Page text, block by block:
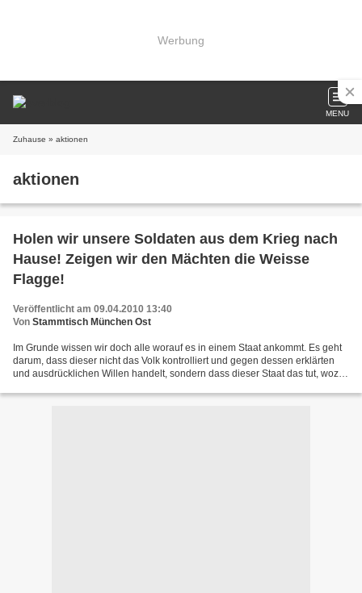
Werbung
MENU
Zuhause » aktionen
aktionen
Holen wir unsere Soldaten aus dem Krieg nach
Hause! Zeigen wir den Mächten die Weisse
Flagge!
Veröffentlicht am 09.04.2010 13:40
Von Stammtisch München Ost
Im Grunde wissen wir doch alle worauf es in einem Staat ankommt. Es geht
darum, dass dieser nicht das Volk kontrolliert und gegen dessen erklärten
und ausdrücklichen Willen handelt, sondern dass dieser Staat das tut, wozu